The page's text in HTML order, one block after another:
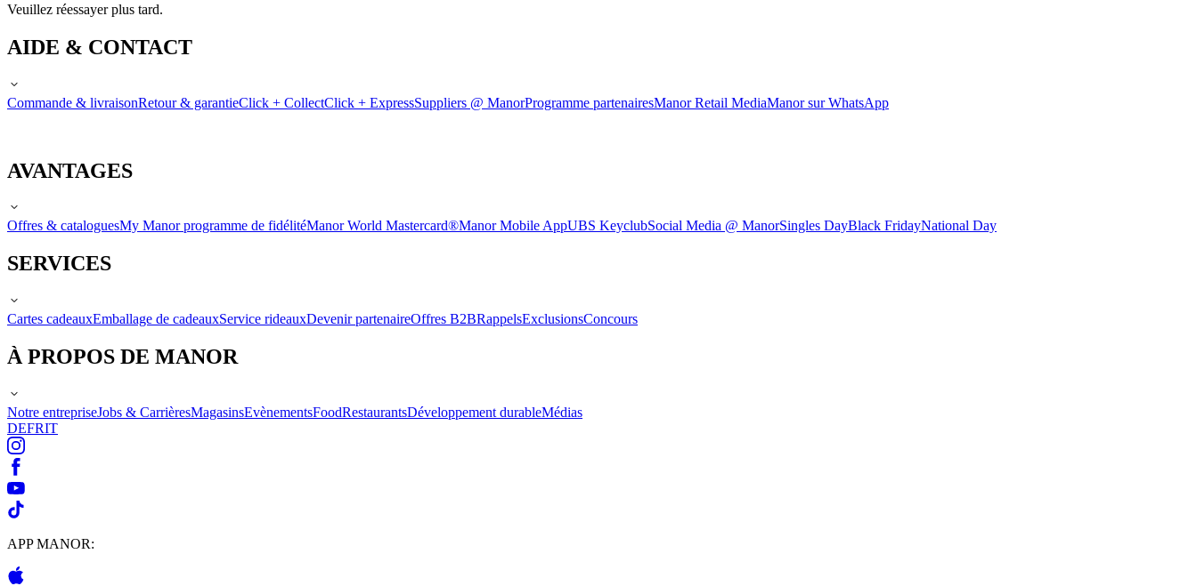
Veuillez réessayer plus tard.
AIDE & CONTACT
Commande & livraisonRetour & garantieClick + CollectClick + ExpressSuppliers @ ManorProgramme partenairesManor Retail MediaManor sur WhatsApp
AVANTAGES
Offres & cataloguesMy Manor programme de fidélitéManor World Mastercard®Manor Mobile AppUBS KeyclubSocial Media @ ManorSingles DayBlack FridayNational Day
SERVICES
Cartes cadeauxEmballage de cadeauxService rideauxDevenir partenaireOffres B2BRappelsExclusionsConcours
À PROPOS DE MANOR
Notre entrepriseJobs & CarrièresMagasinsEvènementsFoodRestaurantsDéveloppement durableMédias
DEFRIT
APP MANOR: